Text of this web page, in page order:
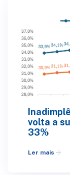
volta a
33%
Ler mais arrow_forward